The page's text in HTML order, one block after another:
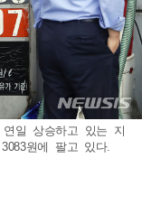
일 상승하고 있는 지
원에 팔고 있다.